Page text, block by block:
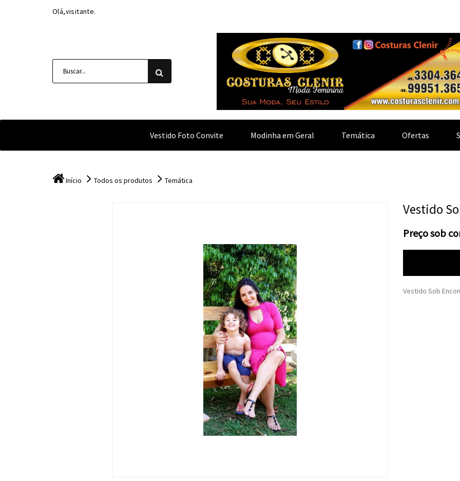
Olá,visitante.
Vestido Foto Convite Modinha em Geral Temática Ofertas
Início Todos os produtos Temática
Vestido
Preço sob
Vestido Sob